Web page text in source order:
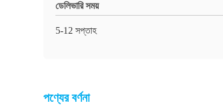
ডেলিভারি সময়
5-12 সপ্তাহ
পণ্যের বর্ণনা